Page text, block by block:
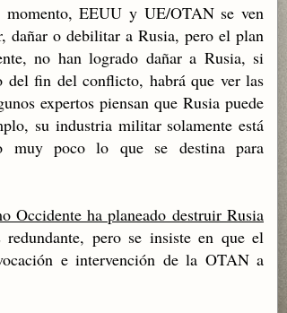
EEUU y UE/OTAN se ven
dañar o debilitar a Rusia, pero el plan
no han logrado dañar a Rusia, si
del fin del conflicto, habrá que ver las
expertos piensan que Rusia puede
su industria militar solamente está
muy poco lo que se destina para
Occidente ha planeado destruir Rusia
pero se insiste en que el
e intervención de la OTAN a